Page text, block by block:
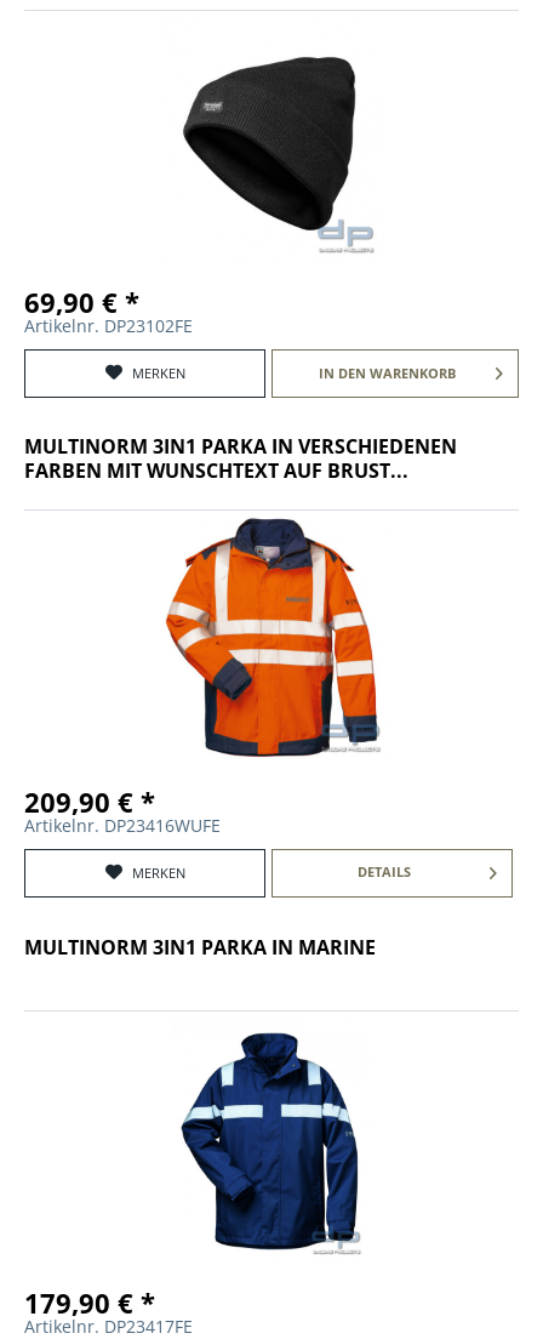
69,90 € *
Artikelnr. DP23102FE
MERKEN IN DEN WARENKORB
MULTINORM 3IN1 PARKA IN VERSCHIEDENEN
FARBEN MIT WUNSCHTEXT AUF BRUST...
209,90 € *
Artikelnr. DP23416WUFE
MERKEN DETAILS
MULTINORM 3IN1 PARKA IN MARINE
179,90 € *
Artikelnr. DP23417FE